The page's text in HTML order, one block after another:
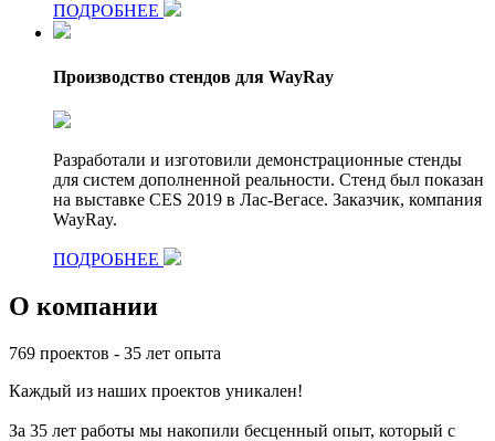
ПОДРОБНЕЕ
Производство стендов для WayRay
Разработали и изготовили демонстрационные стенды
для систем дополненной реальности. Стенд был показан
на выставке CES 2019 в Лас-Вегасе. Заказчик, компания
WayRay.
ПОДРОБНЕЕ
О компании
769 проектов - 35 лет опыта
Каждый из наших проектов уникален!
За 35 лет работы мы накопили бесценный опыт, который с